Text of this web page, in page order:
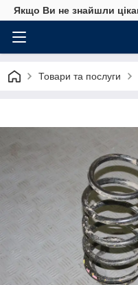
Якщо Ви не знайшли
Товари та послуги